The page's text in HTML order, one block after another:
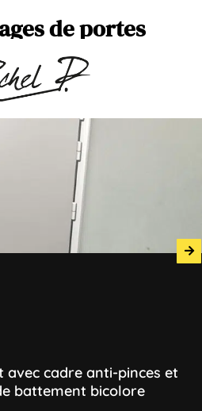
deportes
de votre porte
soudées
avec cadre anti-pinces et
battement bicolore
avec cadre 3 côtés et